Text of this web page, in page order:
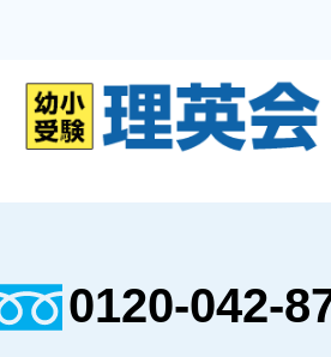
0120-042-